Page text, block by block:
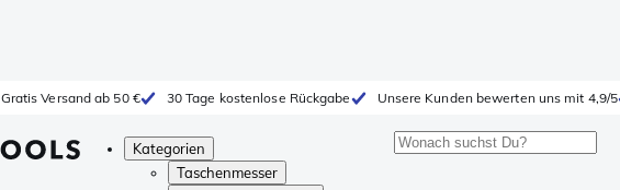
Gratis Versand ab 50 € 30 Tage kostenlose Rückgabe Unsere Kunden bewerten uns mit 4,9/5
Kategorien
Taschenmesser